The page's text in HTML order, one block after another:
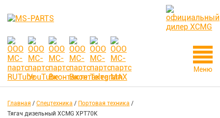
Меню
Главная / Спецтехника / Портовая техника /
Тягач дизельный XCMG XPT70K